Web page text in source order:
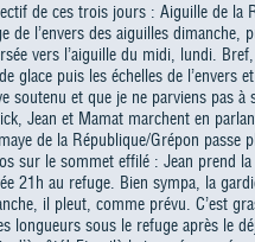
de ces trois jours : Aiguille de la
de l’envers des aiguilles dimanche,
vers l’aiguille du midi, lundi.
glace puis les échelles de l’envers
soutenu et que je ne parviens pas à
Jean et Mamat marchent en
de la République/Grépon passe
sur le sommet effilé : Jean prend
21h au refuge. Bien sympa, la
il pleut, comme prévu. C’est
longueurs sous le refuge après le